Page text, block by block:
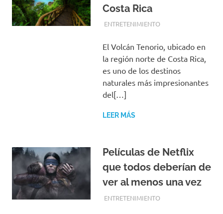
Costa Rica
JUNIO 22, 2024
EQUIPO DE REDACCIÓN
ENTRETENIMIENTO
El Volcán Tenorio, ubicado en
la región norte de Costa Rica,
es uno de los destinos
naturales más impresionantes
del[…]
LEER MÁS
Películas de Netflix
que todos deberían de
ver al menos una vez
AGOSTO 30, 2019
REDACCIONES
ENTRETENIMIENTO